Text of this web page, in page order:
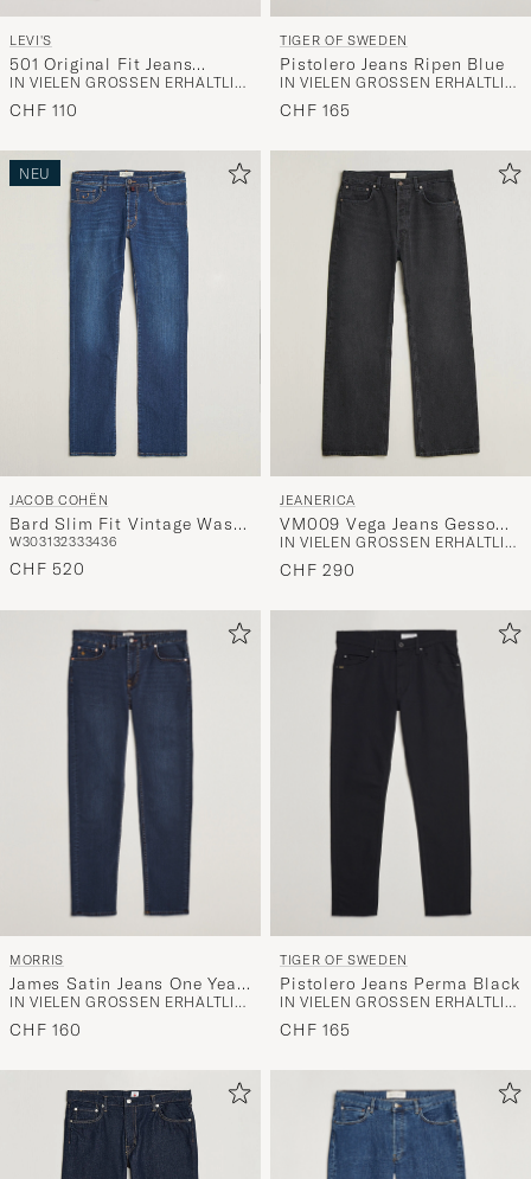
LEVI'S
501 Original Fit Jeans
Stonewash
IN VIELEN GRÖSSEN ERHÄLTLICH
CHF 110
TIGER OF SWEDEN
Pistolero Jeans Ripen Blue
IN VIELEN GRÖSSEN ERHÄLTLICH
CHF 165
NEU
JACOB COHËN
Bard Slim Fit Vintage Wash
Stretch Jeans Mid Blue
W303132333436
CHF 520
JEANERICA
VM009 Vega Jeans Gesso
Black
IN VIELEN GRÖSSEN ERHÄLTLICH
CHF 290
MORRIS
James Satin Jeans One Year
Wash
IN VIELEN GRÖSSEN ERHÄLTLICH
CHF 160
TIGER OF SWEDEN
Pistolero Jeans Perma Black
IN VIELEN GRÖSSEN ERHÄLTLICH
CHF 165